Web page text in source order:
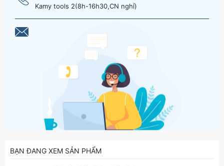
Kamy tools 2(8h-16h30,CN nghỉ)
BẠN ĐANG XEM SẢN PHẨM